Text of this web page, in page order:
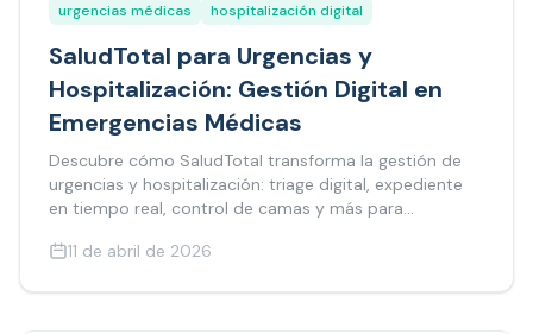
urgencias médicas hospitalización digital
SaludTotal para Urgencias y
Hospitalización: Gestión Digital en
Emergencias Médicas
Descubre cómo SaludTotal transforma la gestión de
urgencias y hospitalización: triage digital, expediente
en tiempo real, control de camas y más para
11 de abril de 2026